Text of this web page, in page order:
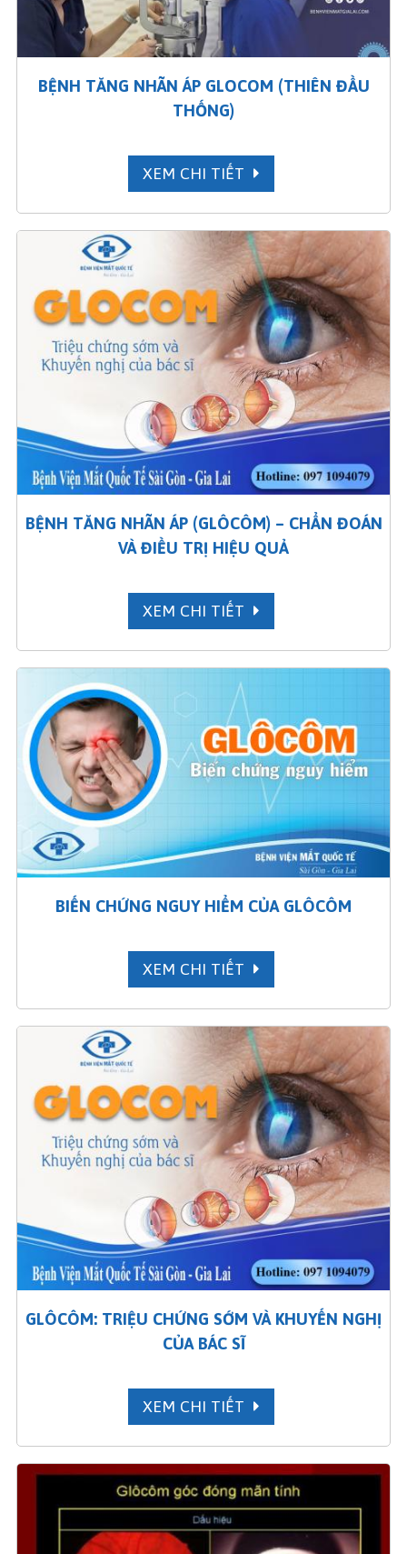
BỆNH TĂNG NHÃN ÁP GLOCOM (THIÊN ĐẦU
THỐNG)
XEM CHI TIẾT
BỆNH TĂNG NHÃN ÁP (GLÔCÔM) – CHẨN ĐOÁN
VÀ ĐIỀU TRỊ HIỆU QUẢ
XEM CHI TIẾT
BIẾN CHỨNG NGUY HIỂM CỦA GLÔCÔM
XEM CHI TIẾT
GLÔCÔM: TRIỆU CHỨNG SỚM VÀ KHUYẾN NGHỊ
CỦA BÁC SĨ
XEM CHI TIẾT